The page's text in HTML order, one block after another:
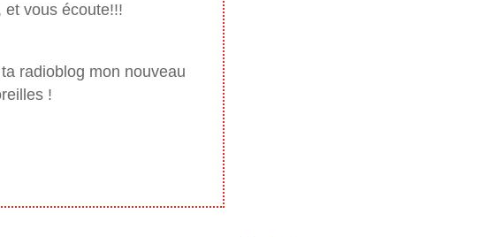
et vous écoute!!!
radioblog mon nouveau
!